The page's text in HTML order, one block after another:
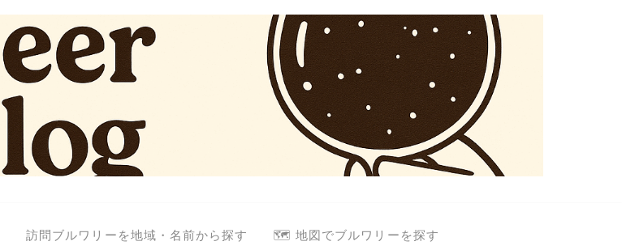
訪問ブルワリーを地域・名前から探す 🗺️ 地図でブルワリーを探す